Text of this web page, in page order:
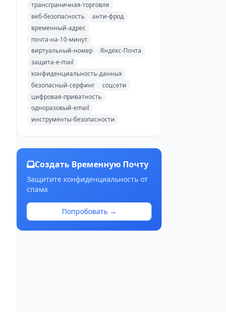
трансграничная-торговля
веб-безопасность
анти-фрод
временный-адрес
почта-на-10-минут
виртуальный-номер
Яндекс-Почта
защита-e-mail
конфиденциальность-данных
безопасный-серфинг
соцсети
цифровая-приватность
одноразовый-email
инструменты-безопасности
Создать Временную Почту
Защитите конфиденциальность от
спама
Попробовать →